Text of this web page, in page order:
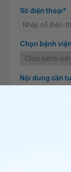
Số điện thoại*
Chọn bệnh
Nội dung cần
Tôi đã đọc và
DLCN của tôi